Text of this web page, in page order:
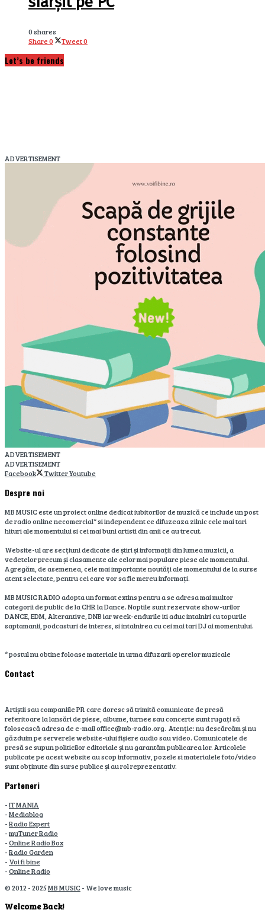
0 shares
Share0 Tweet0
Let’s be friends
ADVERTISEMENT
ADVERTISEMENT
ADVERTISEMENT
Facebook
TwitterYoutube
Despre noi
MB MUSIC este un proiect online dedicat iubitorilor de muzică ce include un post
de radio online necomercial* si independent ce difuzeaza zilnic cele mai tari
hituri ale momentului si cei mai buni artisti din anii ce au trecut.
Website-ul are secțiuni dedicate de știri și informații din lumea muzicii, a
vedetelor precum și clasamente ale celor mai populare piese ale momentului.
Agregăm, de asemenea, cele mai importante noutăți ale momentului de la surse
atent selectate, pentru cei care vor sa fie mereu informați.
MB MUSIC RADIO adopta un format extins pentru a se adresa mai multor
categorii de public de la CHR la Dance. Noptile sunt rezervate show-urilor
DANCE, EDM, Alterantive, DNB iar week-endurile iti aduc intalniri cu topurile
saptamanii, podcasturi de interes, si intalnirea cu cei mai tari DJ ai momentului.
* postul nu obtine foloase materiale in urma difuzarii operelor muzicale
Contact
Artiștii sau companiile PR care doresc să trimită comunicate de presă
referitoare la lansări de piese, albume, turnee sau concerte sunt rugați să
folosească adresa de e-mail office@mb-radio.org. Atenție: nu descărcăm și nu
găzduim pe serverele website-ului fișiere audio sau video. Comunicatele de
presă se supun politicilor editoriale și nu garantăm publicarea lor. Articolele
publicate pe acest website au scop informativ, pozele si materialele foto/video
sunt obținute din surse publice și au rol reprezentativ.
Parteneri
-IT MANIA
-Mediablog
-Radio Expert
-myTuner Radio
-Online Radio Box
-Radio Garden
- Voi fi bine
-Online Radio
© 2012 - 2025MB MUSIC- We love music
Welcome Back!